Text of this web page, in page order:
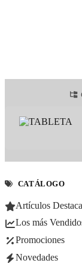
CATÁLOGO
Artículos
Los más
Promociones
Novedades